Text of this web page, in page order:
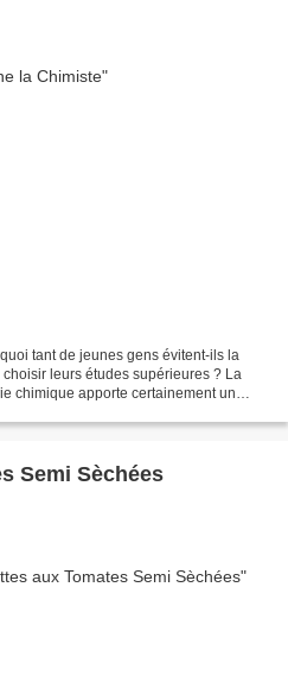
tant de jeunes gens évitent-ils la
leurs études supérieures ? La
chimique apporte certainement un
Semi Sèchées